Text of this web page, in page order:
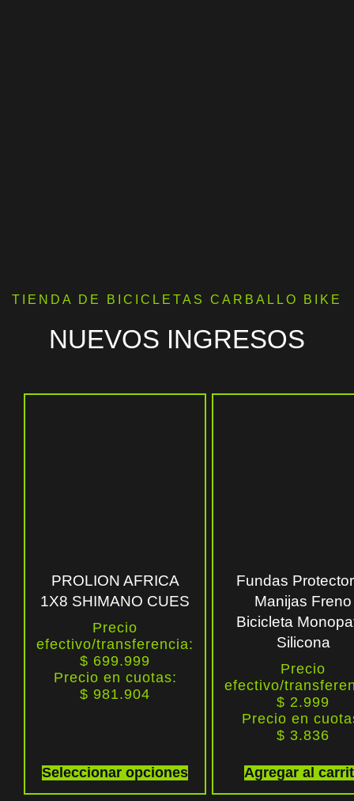
TIENDA DE BICICLETAS CARBALLO BIKE
NUEVOS INGRESOS
PROLION AFRICA
1X8 SHIMANO CUES
Precio
efectivo/transferencia:
$ 699.999
Precio en cuotas:
$ 981.904
Seleccionar opciones
Fundas
Manijas Freno
Bicicleta
Silicona
Precio
efectivo/
$ 2.999
Precio en
$ 3.836
Agregar al